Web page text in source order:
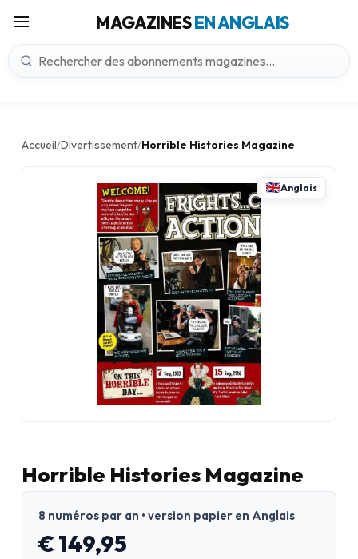
MAGAZINESEN ANGLAIS
Accueil/Divertissement/Horrible Histories Magazine
Anglais
Horrible Histories Magazine
8 numéros par an • version papier en Anglais
€ 149,95